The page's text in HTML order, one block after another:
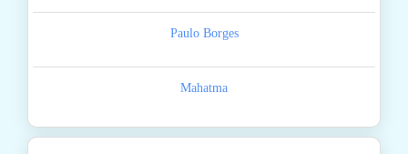
Paulo Borges
Mahatma